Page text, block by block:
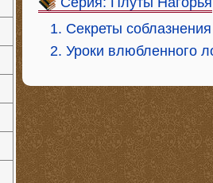
1. Секреты соблазнения
2. Уроки влюбленного